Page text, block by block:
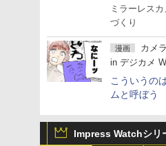
ミラーレス
づくり
漫画
カメ
in デジカメ
こういうの
ムと呼ぼう
Impress Watchシリ